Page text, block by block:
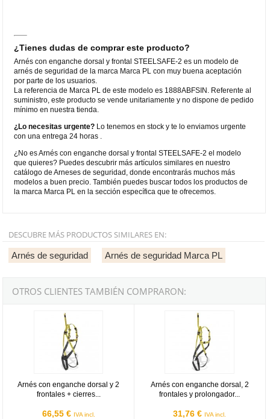
¿Tienes dudas de comprar este producto?
Arnés con enganche dorsal y frontal STEELSAFE-2 es un modelo de
arnés de seguridad de la marca Marca PL con muy buena aceptación
por parte de los usuarios.
La referencia de Marca PL de este modelo es 1888ABFSIN. Referente al
suministro, este producto se vende unitariamente y no dispone de pedido
mínimo en nuestra tienda.
¿Lo necesitas urgente? Lo tenemos en stock y te lo enviamos urgente
con una entrega 24 horas .
¿No es Arnés con enganche dorsal y frontal STEELSAFE-2 el modelo
que quieres? Puedes descubrir más artículos similares en nuestro
catálogo de Arneses de seguridad, donde encontrarás muchos más
modelos a buen precio. También puedes buscar todos los productos de
la marca Marca PL en la sección específica que te ofrecemos.
DESCUBRE MÁS PRODUCTOS SIMILARES EN:
Arnés de seguridad Arnés de seguridad Marca PL
OTROS CLIENTES TAMBIÉN COMPRARON:
Arnés con enganche dorsal y 2
frontales + cierres...
66,55 € IVA incl.
Arnés con enganche dorsal y 2 frontales + cierres automáticos
Arnés con enganche dorsal, 2
frontales y prolongador...
31,76 € IVA incl.
Arnés con enganche dorsal, 2